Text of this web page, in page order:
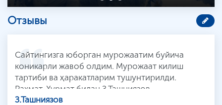
Отзывы
Cайтингизга юборган мурожаатим буйича
коникарли жавоб олдим. Мурожаат килиш
тартиби ва ҳаракатларим тушунтирилди.
Рахмат. Хурмат билан З.Ташниязов
З.Ташниязов